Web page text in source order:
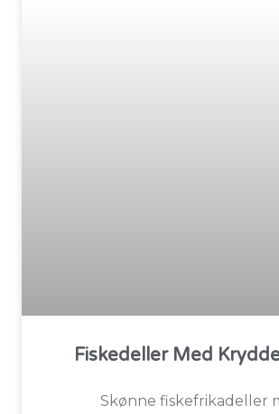
Fiskedeller Med
Skønne fiskefrikadeller